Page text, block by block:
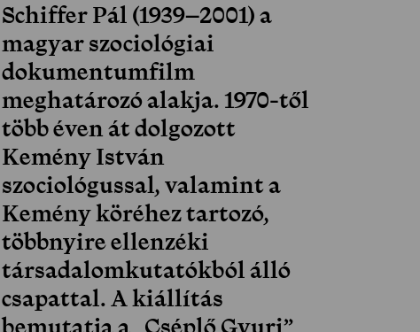
Schiffer Pál (1939–2001) a
magyar szociológiai
dokumentumfilm
meghatározó alakja. 1970-től
több éven át dolgozott
Kemény István
szociológussal, valamint a
Kemény köréhez tartozó,
többnyire ellenzéki
társadalomkutatókból álló
csapattal. A kiállítás